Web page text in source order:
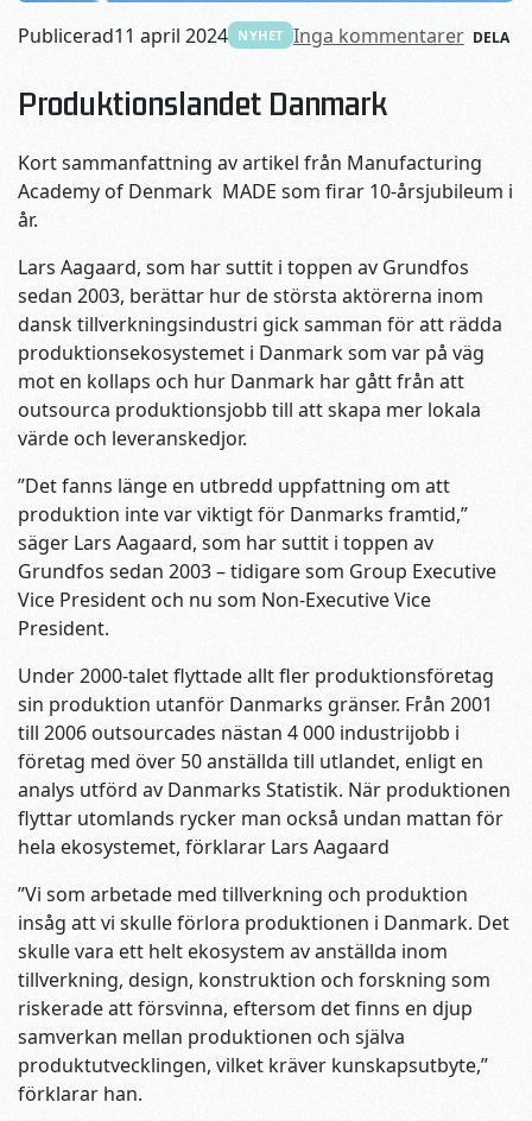
Publicerad11 april 2024 NYHET Inga kommentarer DELA
Produktionslandet Danmark
Kort sammanfattning av artikel från Manufacturing
Academy of Denmark MADE som firar 10-årsjubileum i
år.
Lars Aagaard, som har suttit i toppen av Grundfos
sedan 2003, berättar hur de största aktörerna inom
dansk tillverkningsindustri gick samman för att rädda
produktionsekosystemet i Danmark som var på väg
mot en kollaps och hur Danmark har gått från att
outsourca produktionsjobb till att skapa mer lokala
värde och leveranskedjor.
”Det fanns länge en utbredd uppfattning om att
produktion inte var viktigt för Danmarks framtid,”
säger Lars Aagaard, som har suttit i toppen av
Grundfos sedan 2003 – tidigare som Group Executive
Vice President och nu som Non-Executive Vice
President.
Under 2000-talet flyttade allt fler produktionsföretag
sin produktion utanför Danmarks gränser. Från 2001
till 2006 outsourcades nästan 4 000 industrijobb i
företag med över 50 anställda till utlandet, enligt en
analys utförd av Danmarks Statistik. När produktionen
flyttar utomlands rycker man också undan mattan för
hela ekosystemet, förklarar Lars Aagaard
”Vi som arbetade med tillverkning och produktion
insåg att vi skulle förlora produktionen i Danmark. Det
skulle vara ett helt ekosystem av anställda inom
tillverkning, design, konstruktion och forskning som
riskerade att försvinna, eftersom det finns en djup
samverkan mellan produktionen och själva
produktutvecklingen, vilket kräver kunskapsutbyte,”
förklarar han.